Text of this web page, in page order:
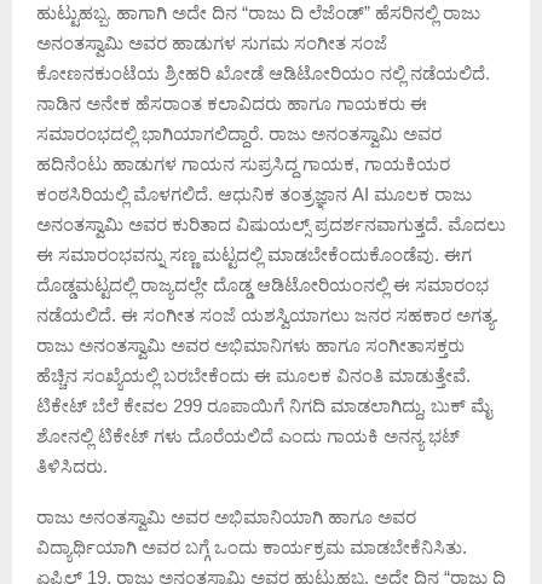
ಹುಟ್ಟುಹಬ್ಬ. ಹಾಗಾಗಿ ಅದೇ ದಿನ “ರಾಜು ದಿ ಲೆಜೆಂಡ್” ಹೆಸರಿನಲ್ಲಿ ರಾಜು
ಅನಂತಸ್ವಾಮಿ ಅವರ ಹಾಡುಗಳ ಸುಗಮ ಸಂಗೀತ ಸಂಜೆ
ಕೋಣನಕುಂಟೆಯ ಶ್ರೀಹರಿ ಖೋಡೆ ಆಡಿಟೋರಿಯಂ ನಲ್ಲಿ ನಡೆಯಲಿದೆ.
ನಾಡಿನ ಅನೇಕ ಹೆಸರಾಂತ ಕಲಾವಿದರು ಹಾಗೂ ಗಾಯಕರು ಈ
ಸಮಾರಂಭದಲ್ಲಿ ಭಾಗಿಯಾಗಲಿದ್ದಾರೆ. ರಾಜು ಅನಂತಸ್ವಾಮಿ ಅವರ
ಹದಿನೆಂಟು ಹಾಡುಗಳ ಗಾಯನ ಸುಪ್ರಸಿದ್ದ ಗಾಯಕ, ಗಾಯಕಿಯರ
ಕಂಠಸಿರಿಯಲ್ಲಿ ಮೊಳಗಲಿದೆ. ಆಧುನಿಕ ತಂತ್ರಜ್ಞಾನ AI ಮೂಲಕ ರಾಜು
ಅನಂತಸ್ವಾಮಿ ಅವರ ಕುರಿತಾದ ವಿಷುಯಲ್ಸ್ ಪ್ರದರ್ಶನವಾಗುತ್ತದೆ. ಮೊದಲು
ಈ ಸಮಾರಂಭವನ್ನು ಸಣ್ಣ ಮಟ್ಟದಲ್ಲಿ ಮಾಡಬೇಕೆಂದುಕೊಂಡೆವು. ಈಗ
ದೊಡ್ಡಮಟ್ಟದಲ್ಲಿ ರಾಜ್ಯದಲ್ಲೇ ದೊಡ್ಡ ಆಡಿಟೋರಿಯಂನಲ್ಲಿ ಈ ಸಮಾರಂಭ
ನಡೆಯಲಿದೆ. ಈ ಸಂಗೀತ ಸಂಜೆ ಯಶಸ್ವಿಯಾಗಲು ಜನರ ಸಹಕಾರ ಅಗತ್ಯ.
ರಾಜು ಅನಂತಸ್ವಾಮಿ ಅವರ ಅಭಿಮಾನಿಗಳು ಹಾಗೂ ಸಂಗೀತಾಸಕ್ತರು
ಹೆಚ್ಚಿನ ಸಂಖ್ಯೆಯಲ್ಲಿ ಬರಬೇಕೆಂದು ಈ ಮೂಲಕ ವಿನಂತಿ ಮಾಡುತ್ತೇವೆ‌.
ಟಿಕೇಟ್ ಬೆಲೆ ಕೇವಲ 299 ರೂಪಾಯಿಗೆ ನಿಗದಿ ಮಾಡಲಾಗಿದ್ದು, ಬುಕ್ ಮೈ
ಶೋ‌ನಲ್ಲಿ ಟಿಕೇಟ್ ಗಳು ದೊರೆಯಲಿದೆ ಎಂದು ಗಾಯಕಿ ಅನನ್ಯ ಭಟ್
ತಿಳಿಸಿದರು.
ರಾಜು ಅನಂತಸ್ವಾಮಿ ಅವರ ಅಭಿಮಾನಿಯಾಗಿ ಹಾಗೂ ಅವರ
ವಿದ್ಯಾರ್ಥಿಯಾಗಿ ಅವರ ಬಗ್ಗೆ ಒಂದು ಕಾರ್ಯಕ್ರಮ ಮಾಡಬೇಕೆನಿಸಿತು.
ಏಪ್ರಿಲ್ 19, ರಾಜು ಅನಂತಸ್ವಾಮಿ ಅವರ ಹುಟ್ಟುಹಬ್ಬ. ಅದೇ ದಿನ “ರಾಜು ದಿ